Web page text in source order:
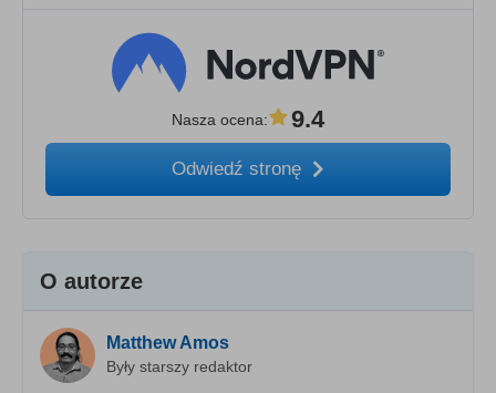
Nasza ocena: 9.4
Odwiedź stronę
O autorze
Matthew Amos
Były starszy redaktor